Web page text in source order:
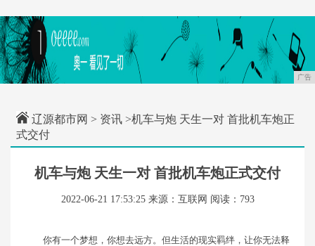
广告
辽源都市网 > 资讯 >机车与炮 天生一对 首批机车炮正
式交付
机车与炮 天生一对 首批机车炮正式交付
2022-06-21 17:53:25 来源：互联网 阅读：793
你有一个梦想，你想去远方。但生活的现实羁绊，让你无法释